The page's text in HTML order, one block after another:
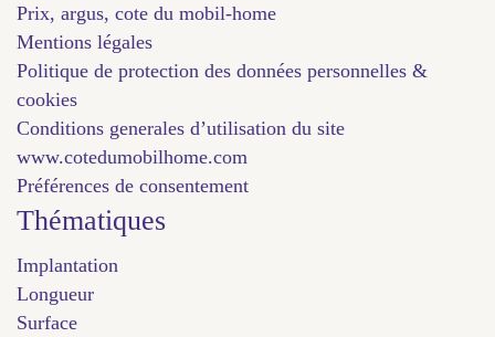
Prix, argus, cote du mobil-home
Mentions légales
Politique de protection des données personnelles &
cookies
Conditions generales d’utilisation du site
www.cotedumobilhome.com
Préférences de consentement
Thématiques
Implantation
Longueur
Surface